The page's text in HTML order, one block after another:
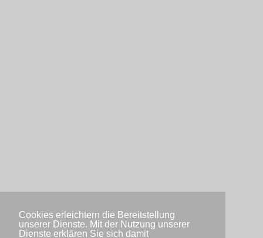
Cookies erleichtern die Bereitstellung
unserer Dienste. Mit der Nutzung unserer
Dienste erklären Sie sich damit